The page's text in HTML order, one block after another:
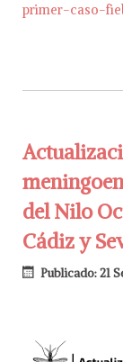
primer-caso-
del Nilo
Cádiz y
Publicado: 21